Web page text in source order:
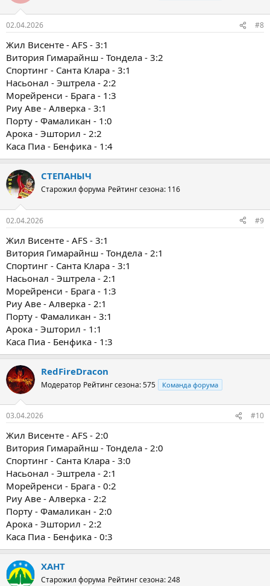
02.04.2026 #8
Жил Висенте - AFS - 3:1
Витория Гимарайнш - Тондела - 3:2
Спортинг - Санта Клара - 3:1
Насьонал - Эштрела - 2:2
Морейренси - Брага - 1:3
Риу Аве - Алверка - 3:1
Порту - Фамаликан - 1:0
Арока - Эшторил - 2:2
Каса Пиа - Бенфика - 1:4
СТЕПАНЫЧ
Старожил форума Рейтинг сезона: 116
02.04.2026 #9
Жил Висенте - AFS - 3:1
Витория Гимарайнш - Тондела - 2:1
Спортинг - Санта Клара - 3:1
Насьонал - Эштрела - 2:1
Морейренси - Брага - 1:3
Риу Аве - Алверка - 2:1
Порту - Фамаликан - 3:1
Арока - Эшторил - 1:1
Каса Пиа - Бенфика - 1:3
RedFireDracon
Модератор Рейтинг сезона: 575 Команда форума
03.04.2026 #10
Жил Висенте - AFS - 2:0
Витория Гимарайнш - Тондела - 2:0
Спортинг - Санта Клара - 3:0
Насьонал - Эштрела - 2:1
Морейренси - Брага - 0:2
Риу Аве - Алверка - 2:2
Порту - Фамаликан - 2:0
Арока - Эшторил - 2:2
Каса Пиа - Бенфика - 0:3
ХАНТ
Старожил форума Рейтинг сезона: 248